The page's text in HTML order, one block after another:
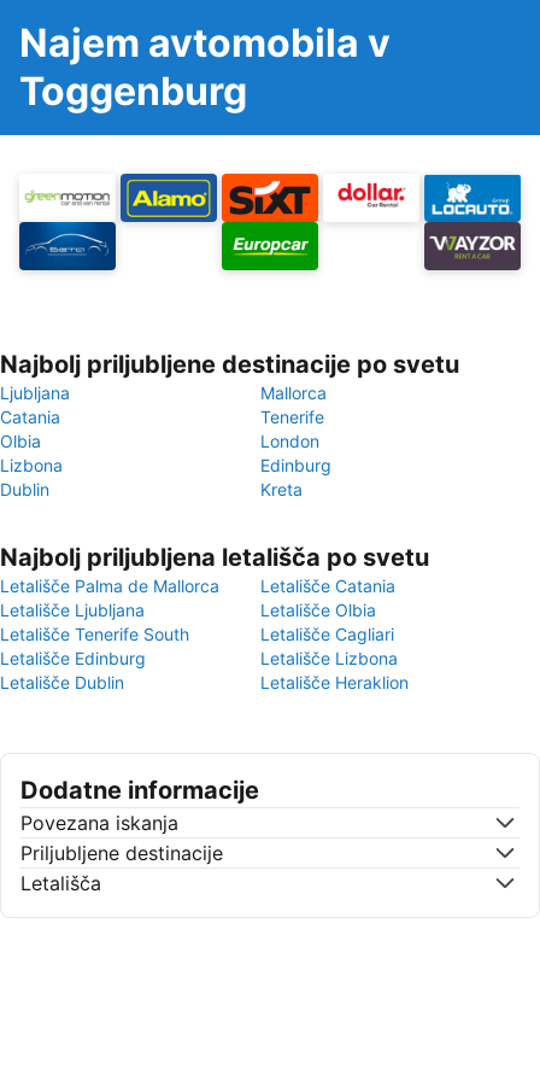
Najem avtomobila v
Toggenburg
Najbolj priljubljene destinacije po svetu
Ljubljana
Mallorca
Catania
Tenerife
Olbia
London
Lizbona
Edinburg
Dublin
Kreta
Najbolj priljubljena letališča po svetu
Letališče Palma de Mallorca
Letališče Catania
Letališče Ljubljana
Letališče Olbia
Letališče Tenerife South
Letališče Cagliari
Letališče Edinburg
Letališče Lizbona
Letališče Dublin
Letališče Heraklion
Dodatne informacije
Povezana iskanja
Priljubljene destinacije
Letališča